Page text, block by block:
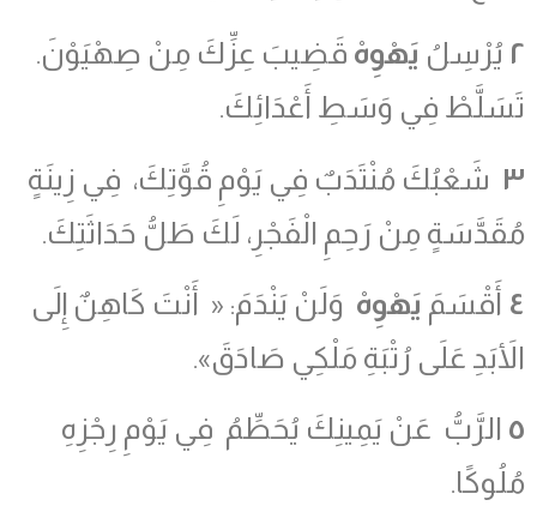
٢ يُرْسِلُ يَهْوِهْ قَضِيبَ عِزِّكَ مِنْ صِهْيَوْنَ.
تَسَلَّطْ فِي وَسَطِ أَعْدَائِكَ.
٣ شَعْبُكَ مُنْتَدَبٌ فِي يَوْمِ قُوَّتِكَ، فِي زِينَةٍ
مُقَدَّسَةٍ مِنْ رَحِمِ الْفَجْرِ، لَكَ طَلُّ حَدَاثَتِكَ.
٤ أَقْسَمَ يَهْوِهْ وَلَنْ يَنْدَمَ: « أَنْتَ كَاهِنٌ إِلَى
الأَبَدِ عَلَى رُتْبَةِ مَلْكِي صَادَقَ».
٥ الرَّبُّ عَنْ يَمِينِكَ يُحَطِّمُ فِي يَوْمِ رِجْزِهِ
مُلُوكًا.